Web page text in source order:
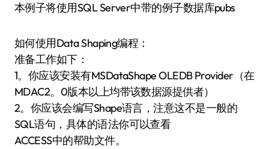
本例子将使用SQL Server中带的例子数据库pubs
如何使用Data Shaping编程：
准备工作如下：
1。你应该安装有MSDataShape OLEDB Provider（在
MDAC2。0版本以上均带该数据源提供者）
2。你应该会编写Shape语言，注意这不是一般的
SQL语句，具体的语法你可以查看
ACCESS中的帮助文件。